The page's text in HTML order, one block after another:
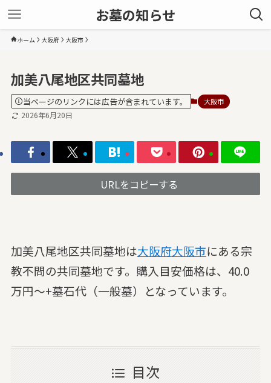
お墓の知らせ
ホーム 大阪府 大阪市
加美八尾地区共同墓地
当ページのリンクには広告が含まれています。 大阪市
2026年6月20日
URLをコピーする
加美八尾地区共同墓地は大阪府大阪市にある宗
教不問の共同墓地です。購入目安価格は、40.0
万円～+墓石代（一般墓）となっています。
目次